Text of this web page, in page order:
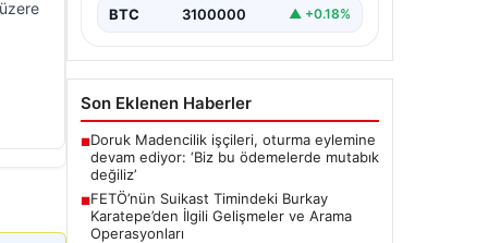
suikast planında yer…
BTC 3100000 ▲ +0.18%
Son Eklenen Haberler
■Doruk Madencilik işçileri, oturma eylemine
devam ediyor: ‘Biz bu ödemelerde mutabık
değiliz’
■FETÖ’nün Suikast Timindeki Burkay
Karatepe’den İlgili Gelişmeler ve Arama
Operasyonları